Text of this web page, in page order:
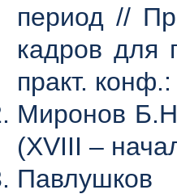
период //
кадров для
практ.
Миронов
(XVIII –
Павлушков